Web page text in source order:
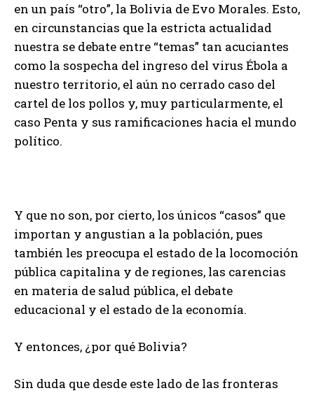
en un país “otro”, la Bolivia de Evo Morales. Esto,
en circunstancias que la estricta actualidad
nuestra se debate entre “temas” tan acuciantes
como la sospecha del ingreso del virus Ébola a
nuestro territorio, el aún no cerrado caso del
cartel de los pollos y, muy particularmente, el
caso Penta y sus ramificaciones hacia el mundo
político.
Y que no son, por cierto, los únicos “casos” que
importan y angustian a la población, pues
también les preocupa el estado de la locomoción
pública capitalina y de regiones, las carencias
en materia de salud pública, el debate
educacional y el estado de la economía.
Y entonces, ¿por qué Bolivia?
Sin duda que desde este lado de las fronteras